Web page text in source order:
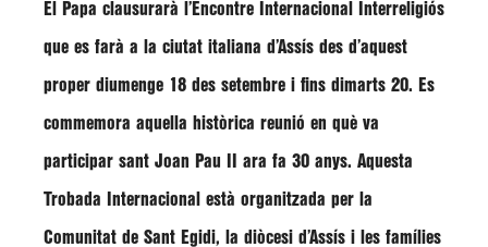
El Papa clausurarà l’Encontre Internacional Interreligiós
que es farà a la ciutat italiana d’Assís des d’aquest
proper diumenge 18 des setembre i fins dimarts 20. Es
commemora aquella històrica reunió en què va
participar sant Joan Pau II ara fa 30 anys. Aquesta
Trobada Internacional està organitzada per la
Comunitat de Sant Egidi, la diòcesi d’Assís i les famílies